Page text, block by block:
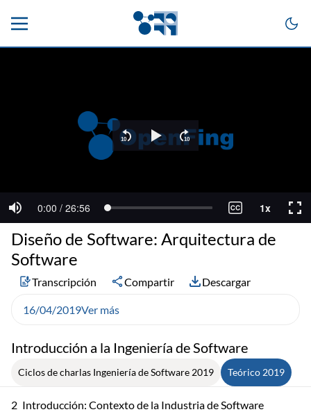
Introducción a la Ingeniería de Software
Ciclos de charlas Ingeniería de Software 2019 Teórico 2019
2 Introducción: Contexto de la Industria de Software
Diseño de Software: Arquitectura de
Software
Transcripción Compartir Descargar
16/04/2019Ver más